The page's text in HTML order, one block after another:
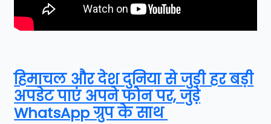
हिमाचल और देश दुनिया से जुड़ी हर बड़ी
अपडेट पाएं अपने फोन पर, जुड़े
WhatsApp ग्रुप के साथ